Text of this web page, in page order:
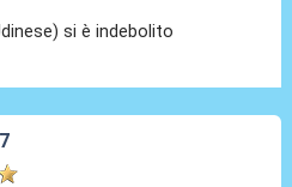
si è indebolito